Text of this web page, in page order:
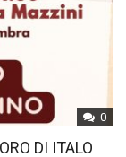
0
DI ITALO